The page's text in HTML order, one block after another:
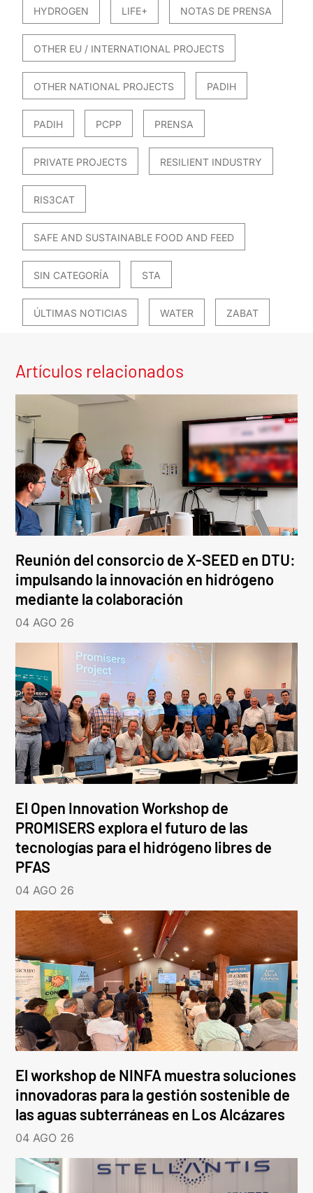
HYDROGEN LIFE+ NOTAS DE PRENSA
OTHER EU / INTERNATIONAL PROJECTS
OTHER NATIONAL PROJECTS PADIH
PADIH PCPP PRENSA
PRIVATE PROJECTS RESILIENT INDUSTRY
RIS3CAT
SAFE AND SUSTAINABLE FOOD AND FEED
SIN CATEGORÍA STA
ÚLTIMAS NOTICIAS WATER ZABAT
Artículos relacionados
Reunión del consorcio de X-SEED en DTU:
impulsando la innovación en hidrógeno
mediante la colaboración
04 AGO 26
El Open Innovation Workshop de
PROMISERS explora el futuro de las
tecnologías para el hidrógeno libres de
PFAS
04 AGO 26
El workshop de NINFA muestra soluciones
innovadoras para la gestión sostenible de
las aguas subterráneas en Los Alcázares
04 AGO 26